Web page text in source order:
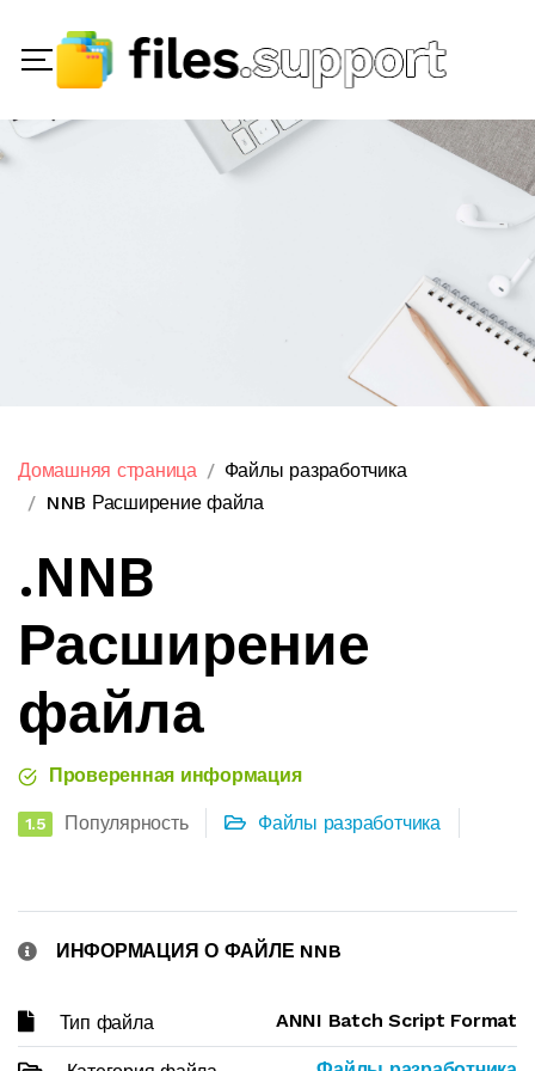
Домашняя страница
Файлы разработчика
NNB Расширение файла
.NNB
Расширение
файла
Проверенная информация
1.5 Популярность Файлы разработчика
ИНФОРМАЦИЯ О ФАЙЛЕ NNB
Тип файла ANNI Batch Script Format